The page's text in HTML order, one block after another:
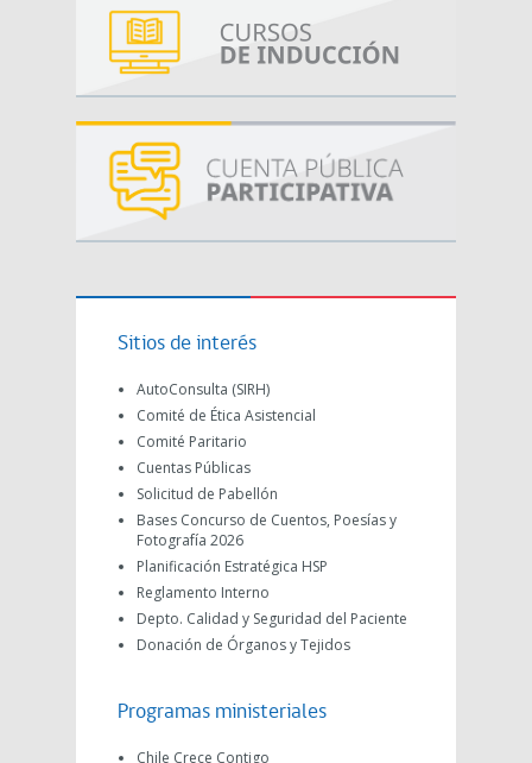
Sitios de interés
AutoConsulta (SIRH)
Comité de Ética Asistencial
Comité Paritario
Cuentas Públicas
Solicitud de Pabellón
Bases Concurso de Cuentos, Poesías y
Fotografía 2026
Planificación Estratégica HSP
Reglamento Interno
Depto. Calidad y Seguridad del Paciente
Donación de Órganos y Tejidos
Programas ministeriales
Chile Crece Contigo